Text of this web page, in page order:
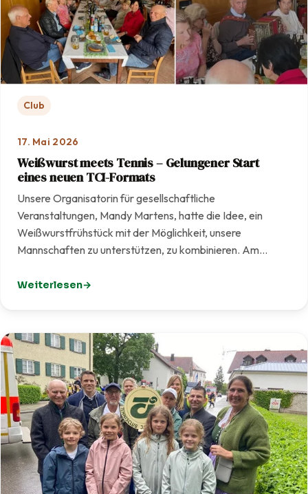
Club
17. Mai 2026
Weißwurst meets Tennis – Gelungener Start
eines neuen TCI-Formats
Unsere Organisatorin für gesellschaftliche
Veranstaltungen, Mandy Martens, hatte die Idee, ein
Weißwurstfrühstück mit der Möglichkeit, unsere
Mannschaften zu unterstützen, zu kombinieren. Am…
Weiterlesen
: Weißwurst meets Tennis – Gelungener Start eines